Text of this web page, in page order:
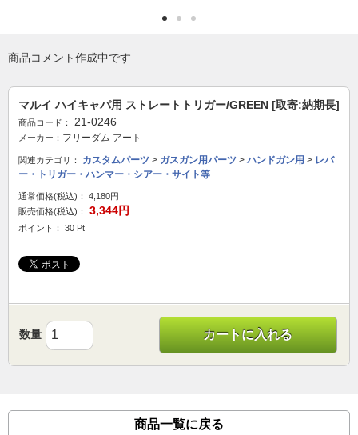
商品コメント作成中です
マルイ ハイキャパ用 ストレートトリガー/GREEN [取寄:納期長]
商品コード： 21-0246
メーカー： フリーダム アート
関連カテゴリ： カスタムパーツ > ガスガン用パーツ > ハンドガン用 > レバ
ー・トリガー・ハンマー・シアー・サイト等
通常価格(税込)：
4,180円
販売価格(税込)：
3,344円
ポイント： 30 Pt
数量 カートに入れる
商品一覧に戻る